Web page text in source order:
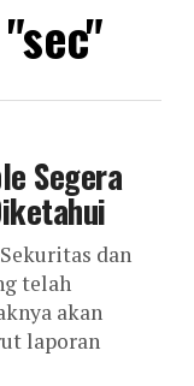
Segera
dan
telah
akan
laporan